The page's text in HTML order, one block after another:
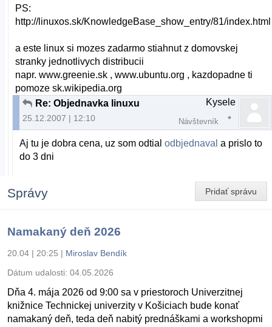
PS:
http://linuxos.sk/KnowledgeBase_show_entry/81/index.html
a este linux si mozes zadarmo stiahnut z domovskej
stranky jednotlivych distribucii
napr. www.greenie.sk , www.ubuntu.org , kazdopadne ti
pomoze sk.wikipedia.org
Re: Objednavka linuxu
25.12.2007 | 12:10
Kysele
Návštevník
Aj tu je dobra cena, uz som odtialodbjednavala prislo to
do 3 dni
Pridať správu
Správy
Namakaný deň 2026
20.04 | 20:25 | Miroslav Bendík
Dátum udalosti: 04.05.2026
Dňa 4. mája 2026 od 9:00 sa v priestoroch Univerzitnej
knižnice Technickej univerzity v Košiciach bude konať
namakaný deň, teda deň nabitý prednáškami a workshopmi